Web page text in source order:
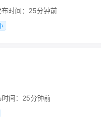
布时间：25分钟前
时间：25分钟前